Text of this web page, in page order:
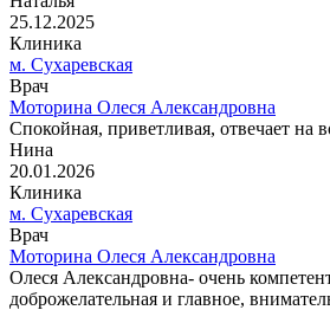
25.12.2025
Клиника
м. Сухаревская
Врач
Моторина Олеся Александровна
Спокойная, приветливая, отвечает на
Нина
20.01.2026
Клиника
м. Сухаревская
Врач
Моторина Олеся Александровна
Олеся Александровна- очень
доброжелательная и главное,